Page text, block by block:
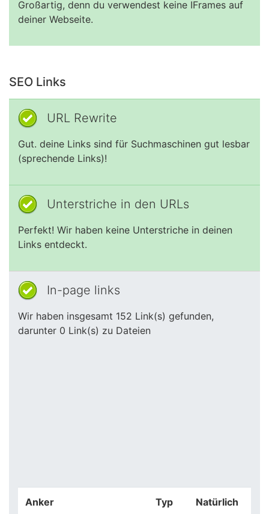
Großartig, denn du verwendest keine IFrames auf
deiner Webseite.
SEO Links
URL Rewrite
Gut. deine Links sind für Suchmaschinen gut lesbar
(sprechende Links)!
Unterstriche in den URLs
Perfekt! Wir haben keine Unterstriche in deinen
Links entdeckt.
In-page links
Wir haben insgesamt 152 Link(s) gefunden,
darunter 0 Link(s) zu Dateien
Anker Typ Natürlich